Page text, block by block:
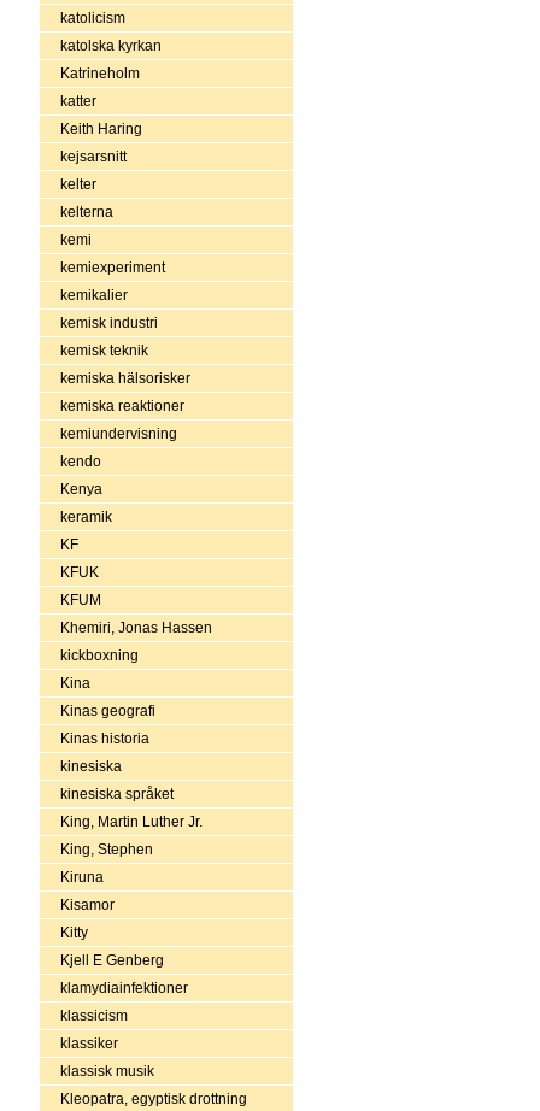
katolicism
katolska kyrkan
Katrineholm
katter
Keith Haring
kejsarsnitt
kelter
kelterna
kemi
kemiexperiment
kemikalier
kemisk industri
kemisk teknik
kemiska hälsorisker
kemiska reaktioner
kemiundervisning
kendo
Kenya
keramik
KF
KFUK
KFUM
Khemiri, Jonas Hassen
kickboxning
Kina
Kinas geografi
Kinas historia
kinesiska
kinesiska språket
King, Martin Luther Jr.
King, Stephen
Kiruna
Kisamor
Kitty
Kjell E Genberg
klamydiainfektioner
klassicism
klassiker
klassisk musik
Kleopatra, egyptisk drottning